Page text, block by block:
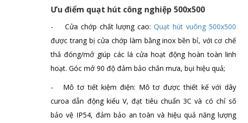
Ưu điểm quạt hút công nghiệp 500x500
- Cửa chớp chất lượng cao:Quạt hút vuông 500x500
được trang bị cửa chớp làm bằng inox bền bỉ, với cơ chế
thả đóng/mở giúp các lá cửa hoạt động hoàn toàn linh
hoạt. Góc mở 90 độ đảm bảo chắn mưa, bụi hiệu quả;
- Mô tơ tiết kiệm điện: Mô tơ được thiết kế với dây
curoa dẫn động kiểu V, đạt tiêu chuẩn 3C và có chỉ số
bảo vệ IP54, đảm bảo an toàn và hiệu quả năng lượng